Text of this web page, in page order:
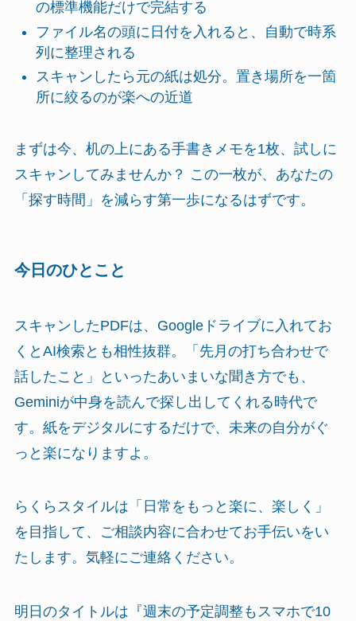
の標準機能だけで完結する
ファイル名の頭に日付を入れると、自動で時系
列に整理される
スキャンしたら元の紙は処分。置き場所を一箇
所に絞るのが楽への近道
まずは今、机の上にある手書きメモを1枚、試しに
スキャンしてみませんか？ この一枚が、あなたの
「探す時間」を減らす第一歩になるはずです。
今日のひとこと
スキャンしたPDFは、Googleドライブに入れてお
くとAI検索とも相性抜群。「先月の打ち合わせで
話したこと」といったあいまいな聞き方でも、
Geminiが中身を読んで探し出してくれる時代で
す。紙をデジタルにするだけで、未来の自分がぐ
っと楽になりますよ。
らくらスタイルは「日常をもっと楽に、楽しく」
を目指して、ご相談内容に合わせてお手伝いをい
たします。気軽にご連絡ください。
明日のタイトルは『週末の予定調整もスマホで10